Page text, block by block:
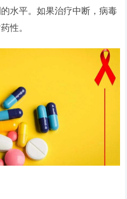
水平。如果治疗中断，病毒
性。